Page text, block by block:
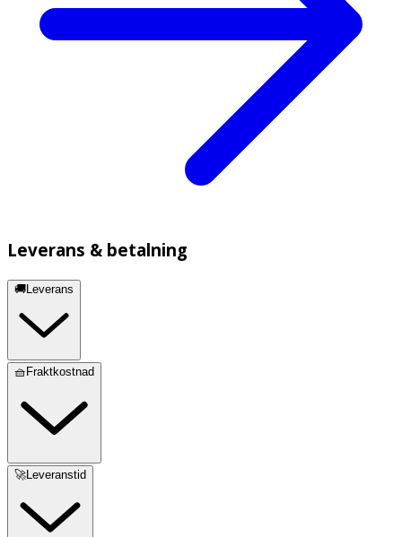
Leverans & betalning
🚚Leverans
🧺Fraktkostnad
🚀Leveranstid